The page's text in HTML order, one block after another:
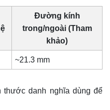
Đường kính
trong/ngoài (Tham
khảo)
~21.3 mm
thước danh nghĩa dùng để